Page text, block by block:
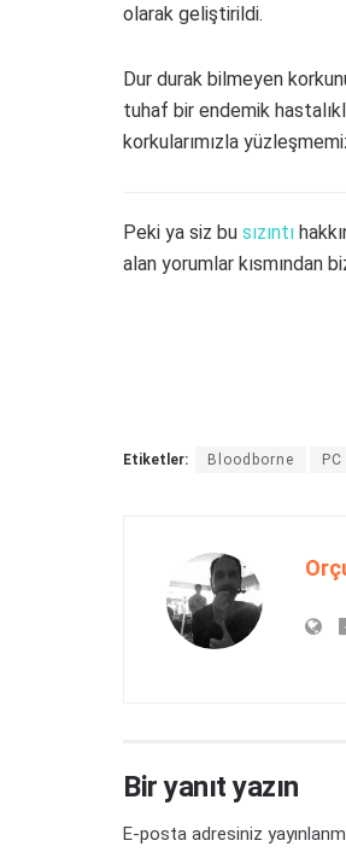
olarak geliştirildi.
Dur durak bilmeyen
tuhaf bir endemik
korkularımızla
Peki ya siz bu sızıntı
alan yorumlar kısmından
Etiketler: Bloodborne PC
Bir yanıt yazın
E-posta adresiniz